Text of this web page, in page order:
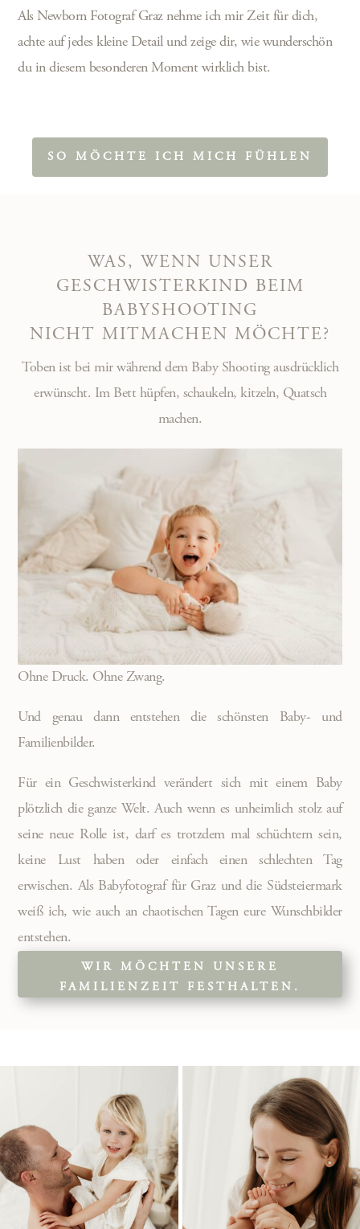
Als Newborn Fotograf Graz nehme ich mir Zeit für dich,
achte auf jedes kleine Detail und zeige dir, wie wunderschön
du in diesem besonderen Moment wirklich bist.
SO MÖCHTE ICH MICH FÜHLEN
WAS, WENN UNSER
GESCHWISTERKIND BEIM
BABYSHOOTING
NICHT MITMACHEN MÖCHTE?
Toben ist bei mir während dem Baby Shooting ausdrücklich
erwünscht. Im Bett hüpfen, schaukeln, kitzeln, Quatsch
machen.
Ohne Druck. Ohne Zwang.
Und genau dann entstehen die schönsten Baby- und
Familienbilder.
Für ein Geschwisterkind verändert sich mit einem Baby
plötzlich die ganze Welt. Auch wenn es unheimlich stolz auf
seine neue Rolle ist, darf es trotzdem mal schüchtern sein,
keine Lust haben oder einfach einen schlechten Tag
erwischen. Als Babyfotograf für Graz und die Südsteiermark
weiß ich, wie auch an chaotischen Tagen eure Wunschbilder
entstehen.
WIR MÖCHTEN UNSERE
FAMILIENZEIT FESTHALTEN.